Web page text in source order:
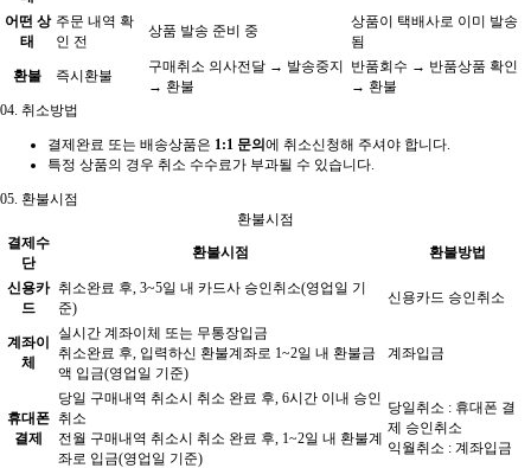
어떤 상
태
주문 내역 확
인 전
상품 발송 준비 중
상품이 택배사로 이미 발송
됨
환불 즉시환불
구매취소 의사전달 → 발송중지
→ 환불
반품회수 → 반품상품 확인
→ 환불
04. 취소방법
결제완료 또는 배송상품은 1:1 문의에 취소신청해 주셔야 합니다.
특정 상품의 경우 취소 수수료가 부과될 수 있습니다.
05. 환불시점
환불시점
결제수
단
환불시점 환불방법
신용카
드
취소완료 후, 3~5일 내 카드사 승인취소(영업일 기
준)
신용카드 승인취소
계좌이
체
실시간 계좌이체 또는 무통장입금
취소완료 후, 입력하신 환불계좌로 1~2일 내 환불금
액 입금(영업일 기준)
계좌입금
휴대폰
결제
당일 구매내역 취소시 취소 완료 후, 6시간 이내 승인
취소
전월 구매내역 취소시 취소 완료 후, 1~2일 내 환불계
좌로 입금(영업일 기준)
당일취소 : 휴대폰 결
제 승인취소
익월취소 : 계좌입금